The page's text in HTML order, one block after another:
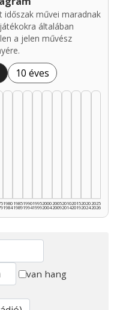
művei maradnak
általában
a jelen művész
10 éves
1980
1984
1985
1989
1990
1994
1995
1999
2000
2004
2005
2009
2010
2014
2015
2019
2020
2024
2025
2026
van hang